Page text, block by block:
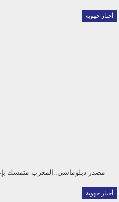
أخبار جهوية
مصدر دبلوماسي..المغرب متمسك
أخبار جهوية